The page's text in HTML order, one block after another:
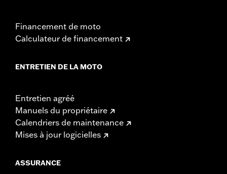
Financement de moto
Calculateur de financement
ENTRETIEN DE LA MOTO
Entretien agréé
Manuels du propriétaire
Calendriers de maintenance
Mises à jour logicielles
ASSURANCE